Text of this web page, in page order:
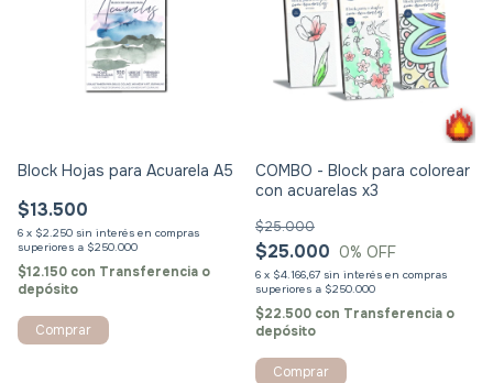
Block Hojas para Acuarela A5
$13.500
6 x $2.250 sin interés
$12.150 con Transferencia o
depósito
COMBO - Block para colorear
con acuarelas x3
$25.000
$25.000
0% OFF
6 x $4.166,67 sin interés
$22.500 con Transferencia o
depósito